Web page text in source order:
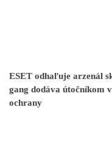
ESET odhaľuje arzenál
gang dodáva útočníkom
ochrany